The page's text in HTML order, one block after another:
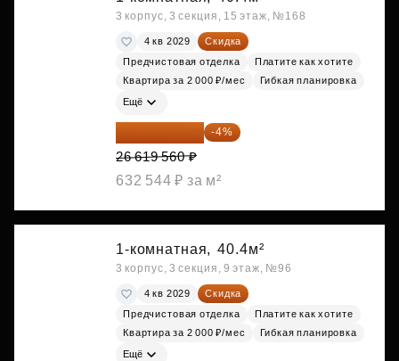
3 корпус, 3 секция, 15 этаж, №168
4 кв 2029
Скидка
Предчистовая отделка
Платите как хотите
Квартира за 2 000 ₽/мес
Гибкая планировка
Ещё
25 554 778 ₽ -4%
26 619 560 ₽
632 544 ₽ за м²
1-комнатная, 40.4м²
3 корпус, 3 секция, 9 этаж, №96
4 кв 2029
Скидка
Предчистовая отделка
Платите как хотите
Квартира за 2 000 ₽/мес
Гибкая планировка
Ещё